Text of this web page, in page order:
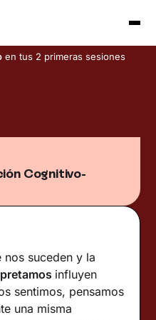
en tus 2 primeras sesiones
Cognitivo-
nos suceden y la
influyen
sentimos, pensamos
una misma